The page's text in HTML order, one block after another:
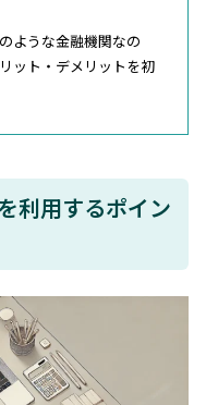
ような金融機関なの
ット・デメリットを初
利用するポイン